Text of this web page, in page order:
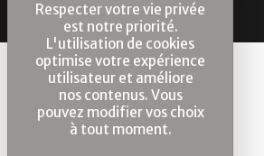
Respecter votre vie privée
est notre priorité.
L'utilisation de cookies
optimise votre expérience
utilisateur et améliore
nos contenus. Vous
pouvez modifier vos choix
à tout moment.